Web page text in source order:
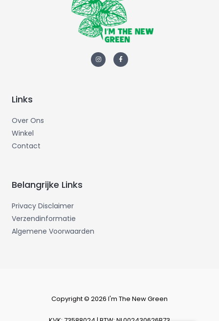
Links
Over Ons
Winkel
Contact
Belangrijke Links
Privacy Disclaimer
Verzendinformatie
Algemene Voorwaarden
Copyright © 2026 I'm The New Green